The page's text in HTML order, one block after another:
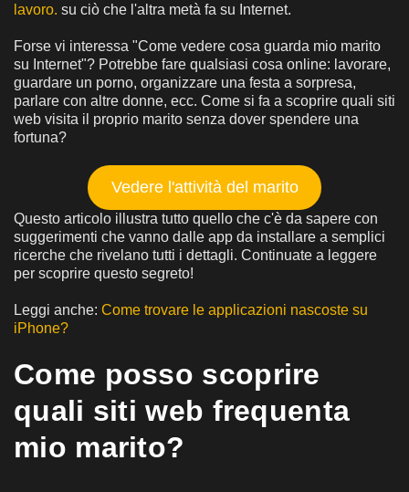
lavoro. su ciò che l'altra metà fa su Internet.
Forse vi interessa "Come vedere cosa guarda mio marito
su Internet"? Potrebbe fare qualsiasi cosa online: lavorare,
guardare un porno, organizzare una festa a sorpresa,
parlare con altre donne, ecc. Come si fa a scoprire quali siti
web visita il proprio marito senza dover spendere una
fortuna?
Vedere l'attività del marito
Questo articolo illustra tutto quello che c'è da sapere con
suggerimenti che vanno dalle app da installare a semplici
ricerche che rivelano tutti i dettagli. Continuate a leggere
per scoprire questo segreto!
Leggi anche: Come trovare le applicazioni nascoste su
iPhone?
Come posso scoprire
quali siti web frequenta
mio marito?